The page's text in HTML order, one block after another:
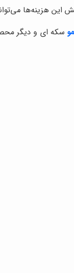
این هزینه‌ها
سکه ای و دیگر